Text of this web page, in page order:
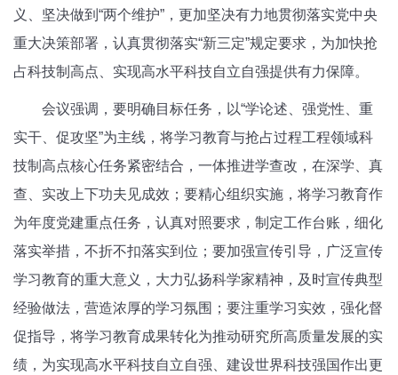
义、坚决做到“两个维护”，更加坚决有力地贯彻落实党中央
重大决策部署，认真贯彻落实“新三定”规定要求，为加快抢
占科技制高点、实现高水平科技自立自强提供有力保障。
会议强调，要明确目标任务，以“学论述、强党性、重
实干、促攻坚”为主线，将学习教育与抢占过程工程领域科
技制高点核心任务紧密结合，一体推进学查改，在深学、真
查、实改上下功夫见成效；要精心组织实施，将学习教育作
为年度党建重点任务，认真对照要求，制定工作台账，细化
落实举措，不折不扣落实到位；要加强宣传引导，广泛宣传
学习教育的重大意义，大力弘扬科学家精神，及时宣传典型
经验做法，营造浓厚的学习氛围；要注重学习实效，强化督
促指导，将学习教育成果转化为推动研究所高质量发展的实
绩，为实现高水平科技自立自强、建设世界科技强国作出更